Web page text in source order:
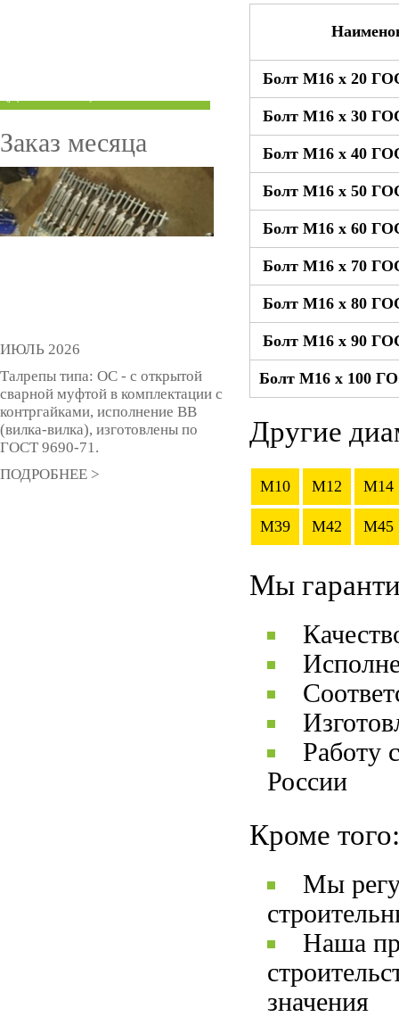
Болт М16 x 20
Болт М16 x 30
Болт М16 x 40
Болт М16 x 50
Болт М16 x 60
Болт М16 x 70
Болт М16 x 80
Болт М16 x 90
Болт М16 x 100
Другие
M10 M12 M14
M39 M42 M45
Мы
Работу
России
Кроме того:
Мы
Наша
значения
Заказ месяца
ИЮЛЬ 2026
Талрепы типа: ОС - с открытой
сварной муфтой в комплектации с
контргайками, исполнение ВВ
(вилка-вилка), изготовлены по
ГОСТ 9690-71.
ПОДРОБНЕЕ >